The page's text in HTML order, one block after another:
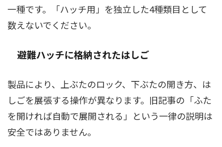
一種です。「ハッチ用」を独立した4種類目として
数えないでください。
避難ハッチに格納されたはしご
製品により、上ぶたのロック、下ぶたの開き方、は
しごを展張する操作が異なります。旧記事の「ふた
を開ければ自動で展開される」という一律の説明は
安全ではありません。